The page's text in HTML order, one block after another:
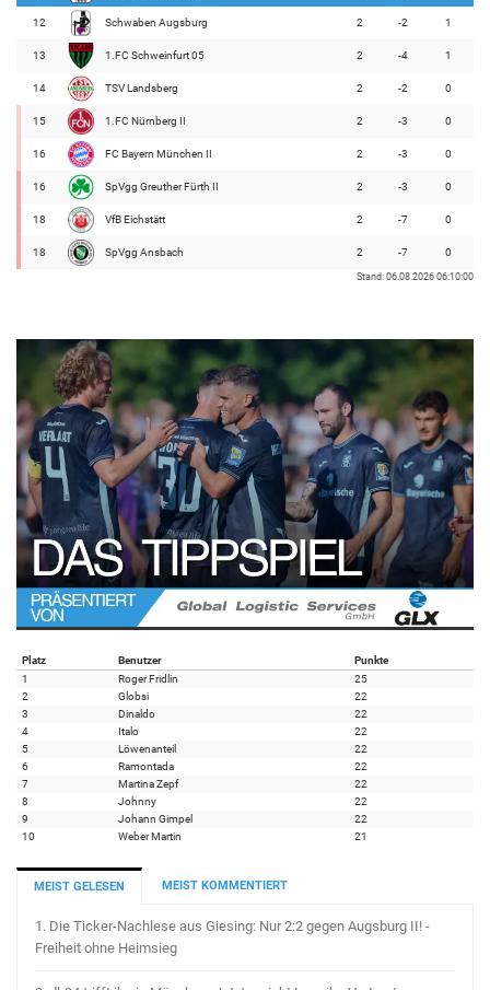
12 Schwaben Augsburg 2 -2 1
13 1.FC Schweinfurt 05 2 -4 1
14 TSV Landsberg 2 -2 0
15 1.FC Nürnberg II 2 -3 0
16 FC Bayern München II 2 -3 0
16 SpVgg Greuther Fürth II 2 -3 0
18 VfB Eichstätt 2 -7 0
18 SpVgg Ansbach 2 -7 0
Stand: 06.08.2026 06:10:00
Platz Benutzer
Punkte
1
Roger Fridlin
25
2
Globsi
22
3
Dinaldo
22
4
Italo
22
5
Löwenanteil
22
6
Ramontada
22
7
Martina Zepf
22
8
Johnny
22
9
Johann Gimpel
22
10
Weber Martin 21
MEIST GELESEN MEIST KOMMENTIERT
1. Die Ticker-Nachlese aus Giesing: Nur 2:2 gegen Augsburg II! -
Freiheit ohne Heimsieg